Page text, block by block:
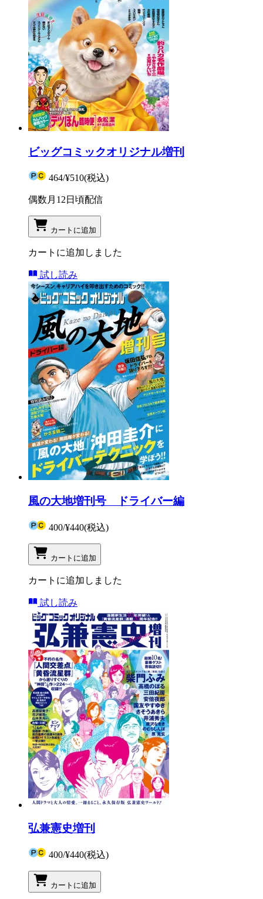
ビッグコミックオリジナル増刊
464/¥510(税込)
偶数月12日頃配信
カートに追加
カートに追加しました
試し読み
風の大地増刊号 ドライバー編
400/¥440(税込)
カートに追加
カートに追加しました
試し読み
弘兼憲史増刊
400/¥440(税込)
カートに追加